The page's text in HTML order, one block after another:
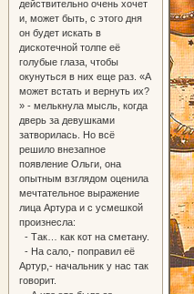
действительно очень хочет
и, может быть, с этого дня
он будет искать в
дискотечной толпе её
голубые глаза, чтобы
окунуться в них еще раз. «А
может встать и вернуть их?
» - мелькнула мысль, когда
дверь за девушками
затворилась. Но всё
решило внезапное
появление Ольги, она
опытным взглядом оценила
мечтательное выражение
лица Артура и с усмешкой
произнесла:
- Так… как кот на сметану.
- На сало,- поправил её
Артур,- начальник у нас так
говорит.